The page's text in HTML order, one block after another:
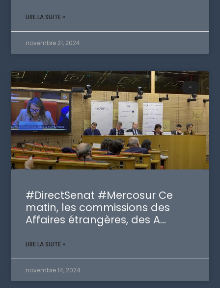
LIRE LA SUITE »
novembre 21, 2024
-
#DirectSenat #Mercosur Ce
matin, les commissions des
Affaires étrangères, des A…
LIRE LA SUITE »
novembre 14, 2024